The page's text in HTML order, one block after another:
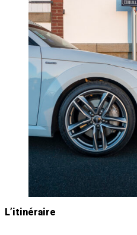
L’itinéraire